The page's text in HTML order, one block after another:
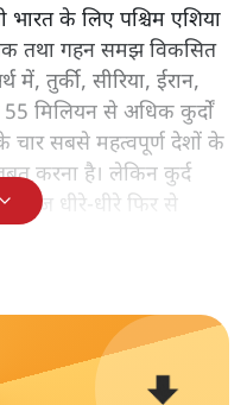
के लिए पश्चिम एशिया
तथा गहन समझ विकसित
तुर्की, सीरिया, ईरान,
55 मिलियन से अधिक कुर्दों
चार सबसे महत्वपूर्ण देशों के
करना है। लेकिन कुर्द
आज धीरे-धीरे फिर से